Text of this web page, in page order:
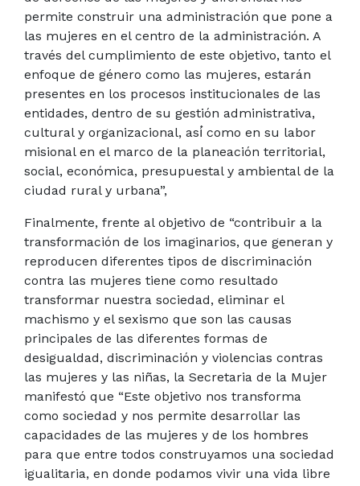
permite construir una administración que pone a
las mujeres en el centro de la administración. A
través del cumplimiento de este objetivo, tanto el
enfoque de género como las mujeres, estarán
presentes en los procesos institucionales de las
entidades, dentro de su gestión administrativa,
cultural y organizacional, así́ como en su labor
misional en el marco de la planeación territorial,
social, económica, presupuestal y ambiental de la
ciudad rural y urbana”,
Finalmente, frente al objetivo de “contribuir a la
transformación de los imaginarios, que generan y
reproducen diferentes tipos de discriminación
contra las mujeres tiene como resultado
transformar nuestra sociedad, eliminar el
machismo y el sexismo que son las causas
principales de las diferentes formas de
desigualdad, discriminación y violencias contras
las mujeres y las niñas, la Secretaria de la Mujer
manifestó que “Este objetivo nos transforma
como sociedad y nos permite desarrollar las
capacidades de las mujeres y de los hombres
para que entre todos construyamos una sociedad
igualitaria, en donde podamos vivir una vida libre